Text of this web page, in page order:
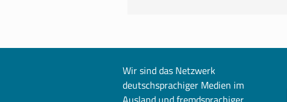
Wir sind das Netzwerk
deutschsprachiger Medien im